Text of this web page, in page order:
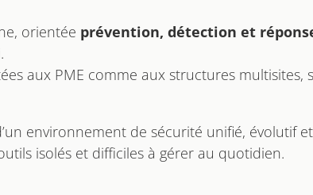
orientée prévention, détection et
aux PME comme aux structures multisites,
environnement de sécurité unifié, évolutif
isolés et difficiles à gérer au quotidien.